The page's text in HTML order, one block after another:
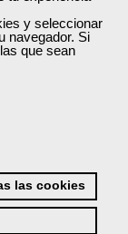
y seleccionar
navegador. Si
que sean
las cookies